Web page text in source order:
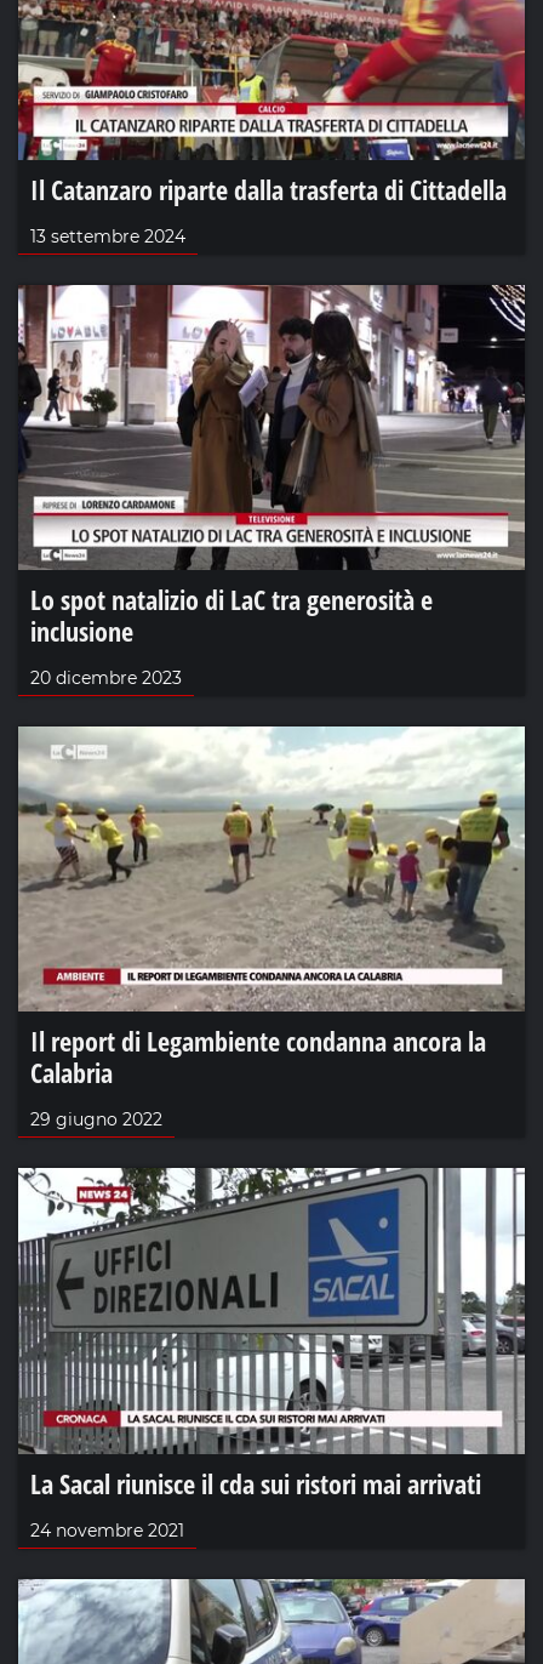
Il Catanzaro riparte dalla trasferta di Cittadella
13 settembre 2024
Lo spot natalizio di LaC tra generosità e
inclusione
20 dicembre 2023
Il report di Legambiente condanna ancora la
Calabria
29 giugno 2022
La Sacal riunisce il cda sui ristori mai arrivati
24 novembre 2021